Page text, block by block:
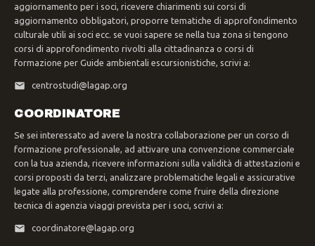
aggiornamento per i soci, ricevere chiarimenti sui corsi di
aggiornamento obbligatori, proporre tematiche di approfondimento
culturale utili ai soci ecc. se vuoi sapere se nella tua zona si tengono
corsi di approfondimento rivolti alla cittadinanza o corsi di
formazione per Guide ambientali escursionistiche, scrivi a:
centrostudi@lagap.org
COORDINATORE
Se sei interessato ad avere la nostra collaborazione per un corso di
formazione professionale, ad attivare una convenzione commerciale
con la tua azienda, ricevere informazioni sulla validità di attestazioni e
corsi proposti da terzi, analizzare problematiche legali e assicurative
legate alla professione, comprendere come fruire della direzione
tecnica di agenzia viaggi prevista per i soci, scrivi a:
coordinatore@lagap.org